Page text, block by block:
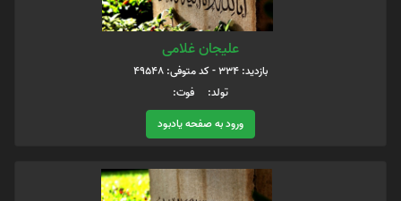
علیجان غلامی
بازدید: 334 - کد متوفی: 49548
تولد: فوت:
ورود به صفحه یادبود